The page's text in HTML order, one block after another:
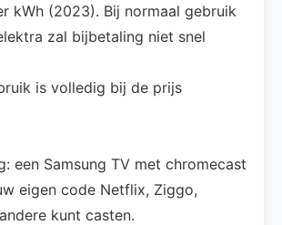
kWh (2023). Bij normaal gebruik
zal bijbetaling niet snel
is volledig bij de prijs
een Samsung TV met chromecast
eigen code Netflix, Ziggo,
kunt casten.